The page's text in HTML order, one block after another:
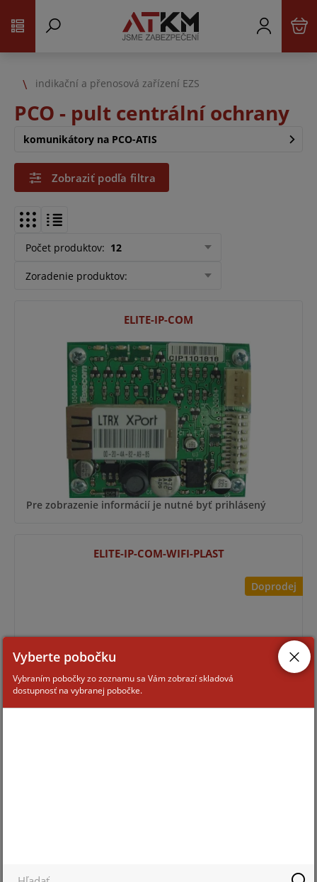
indikační a přenosová zařízení EZS
PCO - pult centrální ochrany
komunikátory na PCO-ATIS
Zobraziť podľa filtra
Počet produktov: 12
Zoradenie produktov:
ELITE-IP-COM
Pre zobrazenie informácií je nutné byť prihlásený
Doprodej
ELITE-IP-COM-WIFI-PLAST
Vyberte pobočku
Vybraním pobočky zo zoznamu sa Vám zobrazí skladová
dostupnosť na vybranej pobočke.